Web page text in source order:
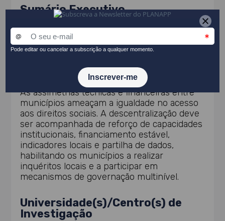
Sumário Executivo
Os municípios carecem de procedimentos e
indicadores padronizados para medir a
dificulta intervenções baseadas em
evidência e agrava desigualdades territoriais.
As assimetrias técnicas e financeiras entre
municípios ameaçam a igualdade no acesso
aos direitos sociais. A descentralização deve
ser acompanhada de reforço de capacidades
institucionais, financiamento estável,
indicadores locais e partilha de dados,
habilitando os municípios a realizar
inquéritos locais e a participar em
mecanismos de governação multinível.
Universidade(s)/Centro(s) de
Investigação